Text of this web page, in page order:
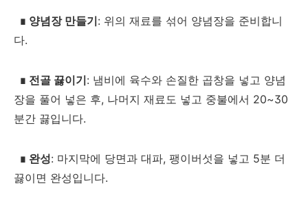
∎ 양념장 만들기: 위의 재료를 섞어 양념장을 준비합니
다.
∎ 전골 끓이기: 냄비에 육수와 손질한 곱창을 넣고 양념
장을 풀어 넣은 후, 나머지 재료도 넣고 중불에서 20~30
분간 끓입니다.
∎ 완성: 마지막에 당면과 대파, 팽이버섯을 넣고 5분 더
끓이면 완성입니다.